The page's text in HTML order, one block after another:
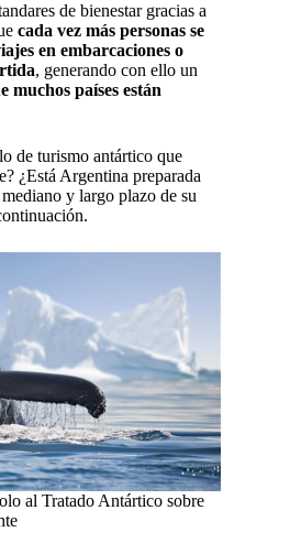
de bienestar gracias a
cada vez más personas se
en embarcaciones o
, generando con ello un
muchos países están
de turismo antártico que
¿Está Argentina preparada
y largo plazo de su
al Tratado Antártico sobre